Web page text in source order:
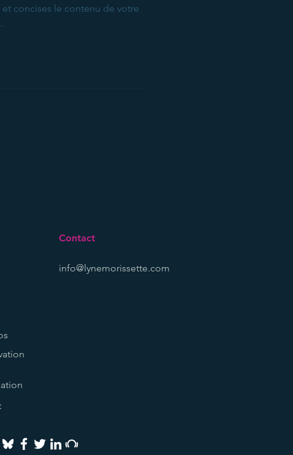
concises le contenu de votre
Contact
info@lynemorissette.com